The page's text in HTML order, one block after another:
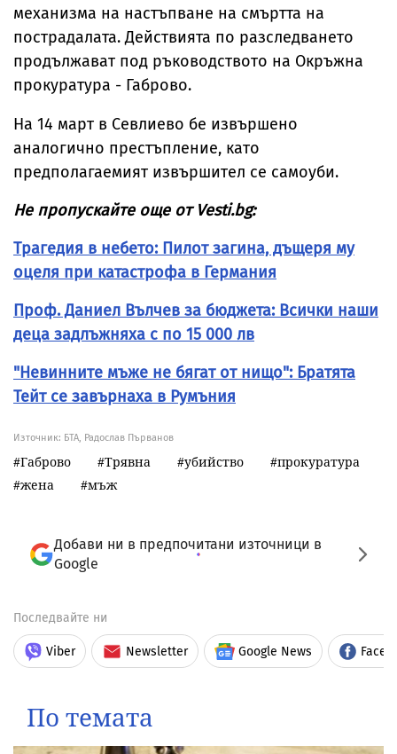
механизма на настъпване на смъртта на
пострадалата. Действията по разследването
продължават под ръководството на Окръжна
прокуратура - Габрово.
На 14 март в Севлиево бе извършено
аналогично престъпление, като
предполагаемият извършител се самоуби.
Не пропускайте още от Vesti.bg:
Трагедия в небето: Пилот загина, дъщеря му
оцеля при катастрофа в Германия
Проф. Даниел Вълчев за бюджета: Всички наши
деца задлъжняха с по 15 000 лв
"Невинните мъже не бягат от нищо": Братята
Тейт се завърнаха в Румъния
Източник: БТА, Радослав Първанов
Габрово Трявна убийство
прокуратура
жена
мъж
Добави ни в предпочитани източници в
Google
Последвайте ни
Viber Newsletter Google News
По темата